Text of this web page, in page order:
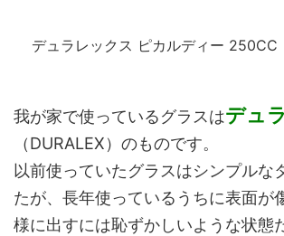
デュラレックス ピカルディー 250CC
我が家で使っているグラスはデュ
（DURALEX）のものです。
以前使っていたグラスはシンプルな
たが、長年使っているうちに表面が
様に出すには恥ずかしいような状態